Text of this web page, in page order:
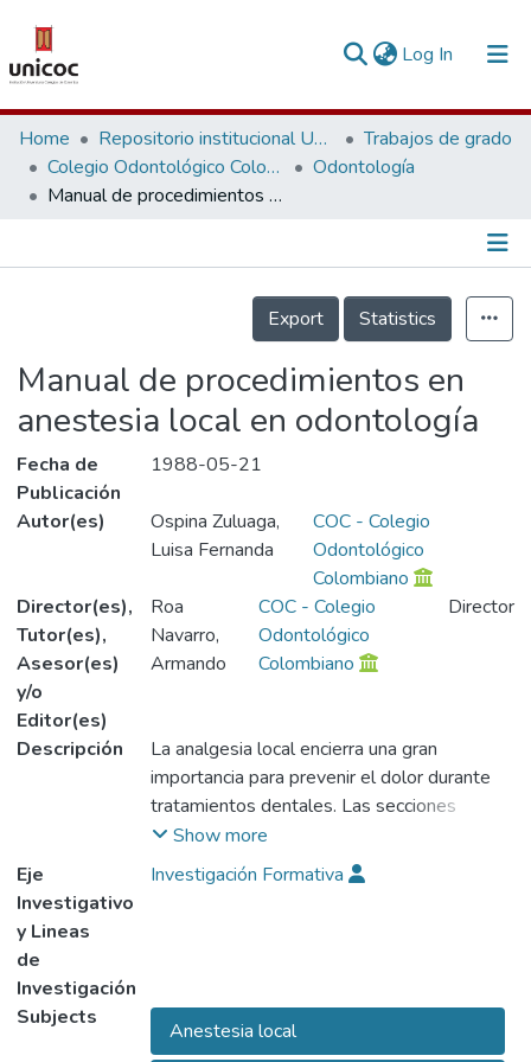
Log In (current)
Communities & Collections
Research Outputs
People
Home Repositorio institucional Unicoc, RI-unicoc
Trabajos de grado
Colegio Odontológico Colombiano
Odontología
Manual de procedimientos en anestesia local en odontología
Información de la Publicación
Export
Statistics
Manual de procedimientos en
anestesia local en odontología
Fecha de
Publicación
1988-05-21
Autor(es)
Ospina Zuluaga,
Luisa Fernanda
COC - Colegio
Odontológico
Colombiano
Director(es),
Tutor(es),
Asesor(es)
y/o
Editor(es)
Roa
Navarro,
Armando
COC - Colegio
Odontológico
Colombiano
Director
Descripción
La analgesia local encierra una gran
importancia para prevenir el dolor durante
tratamientos dentales. Las secciones
correspondientes a instrumentos, técnica y
precauciones resultan los métodos más
seguros para lograr una buena anestesia
en la investigación en pro de encontrar un
analgésico local ideal.
Show more
Eje
Investigativo
y Lineas
de
Investigación
Investigación Formativa
Subjects
Anestesia local